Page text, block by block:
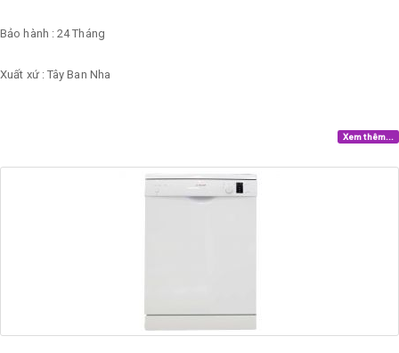
Bảo hành : 24 Tháng
Xuất xứ : Tây Ban Nha
Xem thêm...